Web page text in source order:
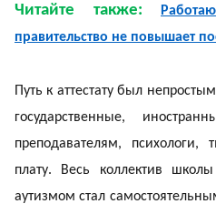
Читайте также:
правительство не повышает
Путь к аттестату был
государственные,
преподавателям, психологи,
плату. Весь коллектив
аутизмом стал